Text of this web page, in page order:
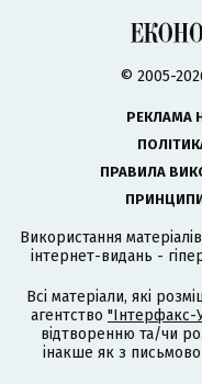
© 2005-
РЕКЛАМА
ПРАВИЛА
Використання
інтернет-видань -
Всі матеріали, які
агентство "Інтерфакс-
відтворенню та/чи
інакше як з